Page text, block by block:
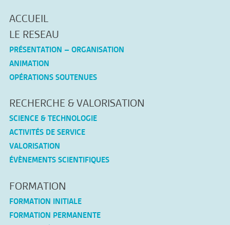
ACCUEIL
LE RESEAU
PRÉSENTATION – ORGANISATION
ANIMATION
OPÉRATIONS SOUTENUES
RECHERCHE & VALORISATION
SCIENCE & TECHNOLOGIE
ACTIVITÉS DE SERVICE
VALORISATION
ÉVÈNEMENTS SCIENTIFIQUES
FORMATION
FORMATION INITIALE
FORMATION PERMANENTE